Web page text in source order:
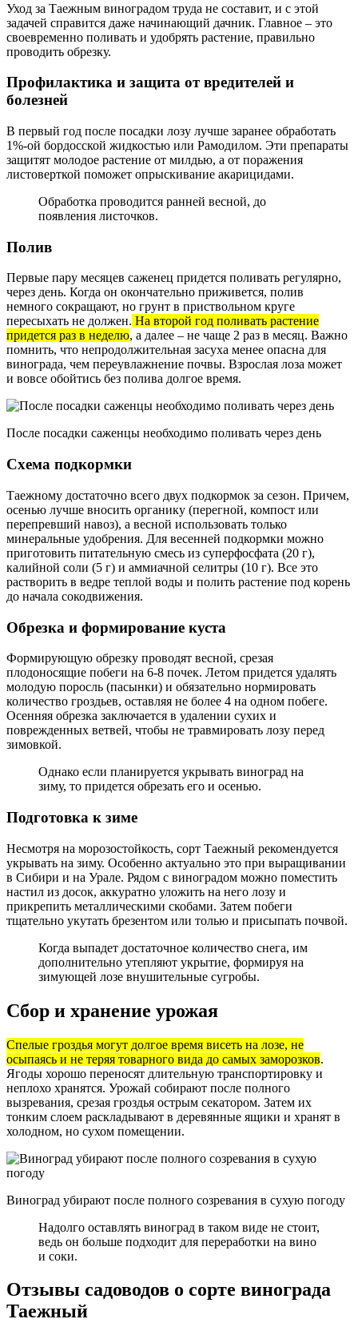
Уход за Таежным виноградом труда не составит, и с этой
задачей справится даже начинающий дачник. Главное – это
своевременно поливать и удобрять растение, правильно
проводить обрезку.
Профилактика и защита от вредителей и
болезней
В первый год после посадки лозу лучше заранее обработать
1%-ой бордосской жидкостью или Рамодилом. Эти препараты
защитят молодое растение от милдью, а от поражения
листоверткой поможет опрыскивание акарицидами.
Обработка проводится ранней весной, до
появления листочков.
Полив
Первые пару месяцев саженец придется поливать регулярно,
через день. Когда он окончательно приживется, полив
немного сокращают, но грунт в приствольном круге
пересыхать не должен. На второй год поливать растение
придется раз в неделю, а далее – не чаще 2 раз в месяц. Важно
помнить, что непродолжительная засуха менее опасна для
винограда, чем переувлажнение почвы. Взрослая лоза может
и вовсе обойтись без полива долгое время.
После посадки саженцы необходимо поливать через день
Схема подкормки
Таежному достаточно всего двух подкормок за сезон. Причем,
осенью лучше вносить органику (перегной, компост или
перепревший навоз), а весной использовать только
минеральные удобрения. Для весенней подкормки можно
приготовить питательную смесь из суперфосфата (20 г),
калийной соли (5 г) и аммиачной селитры (10 г). Все это
растворить в ведре теплой воды и полить растение под корень
до начала сокодвижения.
Обрезка и формирование куста
Формирующую обрезку проводят весной, срезая
плодоносящие побеги на 6-8 почек. Летом придется удалять
молодую поросль (пасынки) и обязательно нормировать
количество гроздьев, оставляя не более 4 на одном побеге.
Осенняя обрезка заключается в удалении сухих и
поврежденных ветвей, чтобы не травмировать лозу перед
зимовкой.
Однако если планируется укрывать виноград на
зиму, то придется обрезать его и осенью.
Подготовка к зиме
Несмотря на морозостойкость, сорт Таежный рекомендуется
укрывать на зиму. Особенно актуально это при выращивании
в Сибири и на Урале. Рядом с виноградом можно поместить
настил из досок, аккуратно уложить на него лозу и
прикрепить металлическими скобами. Затем побеги
тщательно укутать брезентом или толью и присыпать почвой.
Когда выпадет достаточное количество снега, им
дополнительно утепляют укрытие, формируя на
зимующей лозе внушительные сугробы.
Сбор и хранение урожая
Спелые гроздья могут долгое время висеть на лозе, не
осыпаясь и не теряя товарного вида до самых заморозков.
Ягоды хорошо переносят длительную транспортировку и
неплохо хранятся. Урожай собирают после полного
вызревания, срезая гроздья острым секатором. Затем их
тонким слоем раскладывают в деревянные ящики и хранят в
холодном, но сухом помещении.
Виноград убирают после полного созревания в сухую погоду
Надолго оставлять виноград в таком виде не стоит,
ведь он больше подходит для переработки на вино
и соки.
Отзывы садоводов о сорте винограда
Таежный